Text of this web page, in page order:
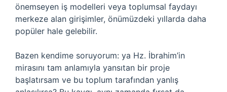
önemseyen iş modelleri veya toplumsal faydayı
merkeze alan girişimler, önümüzdeki yıllarda daha
popüler hale gelebilir.
Bazen kendime soruyorum: ya Hz. İbrahim’in
mirasını tam anlamıyla yansıtan bir proje
başlatırsam ve bu toplum tarafından yanlış